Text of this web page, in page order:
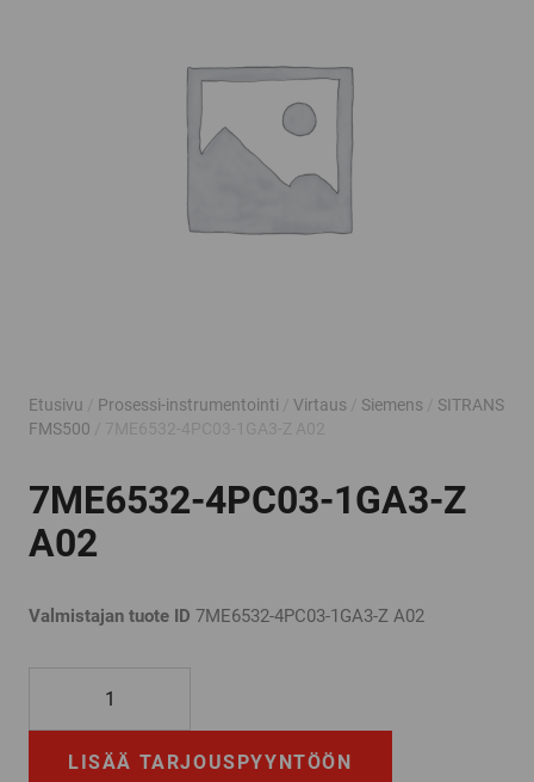
Etusivu Prosessi-instrumentointi Virtaus Siemens
SITRANS
FMS500
7ME6532-4PC03-1GA3-Z
A02
Valmistajan tuote ID 7ME6532-4PC03-1GA3-Z A02
1GA3-
LISÄÄ TARJOUSPYYNTÖÖN